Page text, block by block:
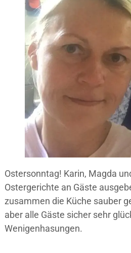
Ostersonntag! Karin, Magda
Ostergerichte an Gäste
zusammen die Küche sauber
aber alle Gäste sicher sehr
Wenigenhasungen.